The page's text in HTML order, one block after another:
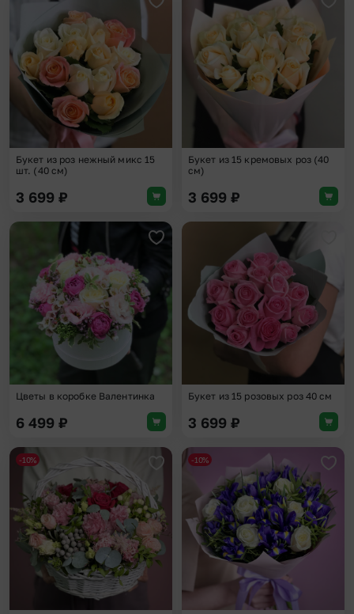
Добавить в избранное
Букет из роз нежный микс 15
шт. (40 см)
3 699 ₽
Букет из 15 кремовых роз (40
см)
3 699 ₽
Добавить в избранное
Цветы в коробке Валентинка
6 499 ₽
Букет из 15 розовых роз 40 см
3 699 ₽
Добавить в избранное
-10% -10%